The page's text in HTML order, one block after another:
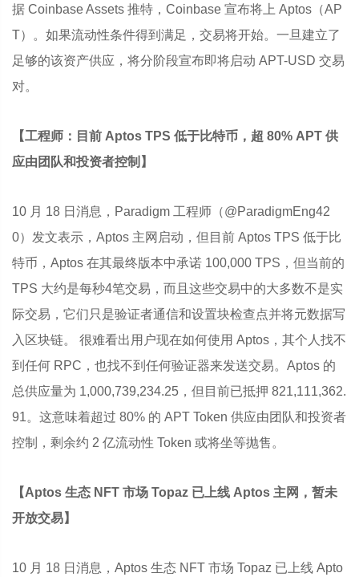
据 Coinbase Assets 推特，Coinbase 宣布将上 Aptos（AP
T）。如果流动性条件得到满足，交易将开始。一旦建立了
足够的该资产供应，将分阶段宣布即将启动 APT-USD 交易
对。
【工程师：目前 Aptos TPS 低于比特币，超 80% APT 供
应由团队和投资者控制】
10 月 18 日消息，Paradigm 工程师（@ParadigmEng42
0）发文表示，Aptos 主网启动，但目前 Aptos TPS 低于比
特币，Aptos 在其最终版本中承诺 100,000 TPS，但当前的
TPS 大约是每秒4笔交易，而且这些交易中的大多数不是实
际交易，它们只是验证者通信和设置块检查点并将元数据写
入区块链。 很难看出用户现在如何使用 Aptos，其个人找不
到任何 RPC，也找不到任何验证器来发送交易。Aptos 的
总供应量为 1,000,739,234.25，但目前已抵押 821,111,362.
91。这意味着超过 80% 的 APT Token 供应由团队和投资者
控制，剩余约 2 亿流动性 Token 或将坐等抛售。
【Aptos 生态 NFT 市场 Topaz 已上线 Aptos 主网，暂未
开放交易】
10 月 18 日消息，Aptos 生态 NFT 市场 Topaz 已上线 Apto